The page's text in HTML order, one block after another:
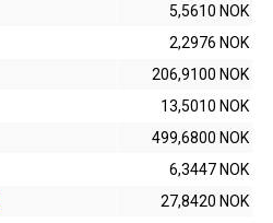
5,5610 NOK
2,2976 NOK
206,9100 NOK
13,5010 NOK
499,6800 NOK
6,3447 NOK
27,8420 NOK